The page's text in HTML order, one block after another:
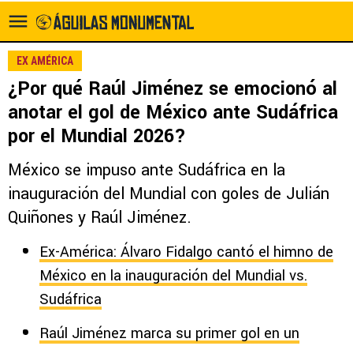
EX AMÉRICA
¿Por qué Raúl Jiménez se emocionó al
anotar el gol de México ante Sudáfrica
por el Mundial 2026?
México se impuso ante Sudáfrica en la
inauguración del Mundial con goles de Julián
Quiñones y Raúl Jiménez.
Ex-América: Álvaro Fidalgo cantó el himno de
México en la inauguración del Mundial vs.
Sudáfrica
Raúl Jiménez marca su primer gol en un